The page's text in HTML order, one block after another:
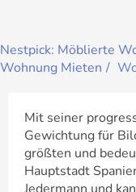
Nestpick: Möblierte
Wohnung Mieten
Mit seiner
Gewichtung für
größten und
Hauptstadt